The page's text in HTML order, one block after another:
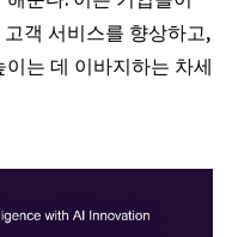
객 서비스를 향상하고,
는 데 이바지하는 차세